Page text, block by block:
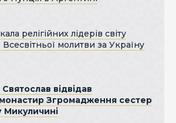
релігійних лідерів світу
молитви за Україну
відвідав
Згромадження сестер
Микуличині